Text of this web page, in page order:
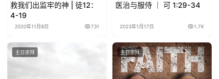
救我们出监牢的神 | 徒12：
4-19
2020年11月8日 731
医治与服侍 ｜ 可 1:29-34
2023年1月17日 1.7K
主日崇拜 主日崇拜